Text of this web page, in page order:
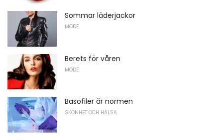
Sommar läderjackor
MODE
Berets för våren
MODE
Basofiler är normen
SKÖNHET OCH HÄLSA